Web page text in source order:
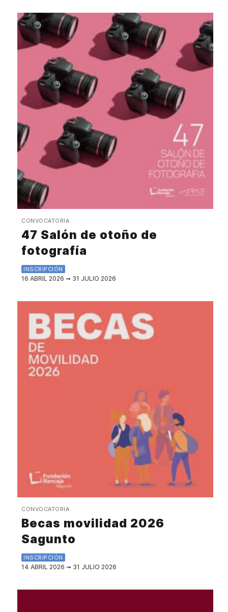
CONVOCATORIA
47 Salón de otoño de
fotografía
INSCRIPCIÓN
16 ABRIL 2026 ➟ 31 JULIO 2026
CONVOCATORIA
Becas movilidad 2026
Sagunto
INSCRIPCIÓN
14 ABRIL 2026 ➟ 31 JULIO 2026